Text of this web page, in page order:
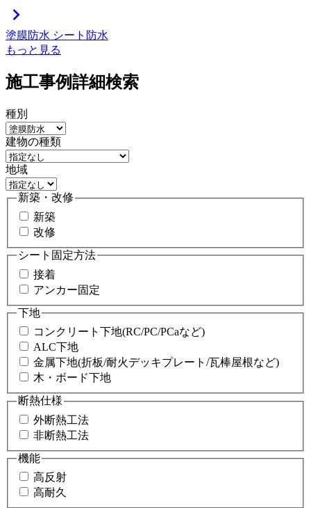
chevron_right
塗膜防水 シート防水
もっと見る
施工事例詳細検索
種別
建物の種類
地域
新築・改修
新築
改修
シート固定方法
接着
アンカー固定
下地
コンクリート下地(RC/PC/PCaなど)
ALC下地
金属下地(折板/耐火デッキプレート/瓦棒屋根など)
木・ボード下地
断熱仕様
外断熱工法
非断熱工法
機能
高反射
高耐久